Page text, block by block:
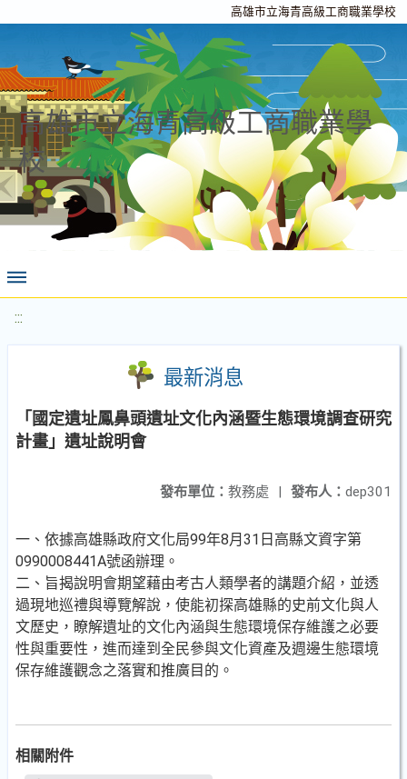
高雄市立海青高級工商職業學校
高雄市立海青高級工商職業學
校
:::
最新消息
「國定遺址鳳鼻頭遺址文化內涵暨生態環境調查研究
計畫」遺址說明會
發布人： dep301
發布單位： 教務處 |
一、依據高雄縣政府文化局99年8月31日高縣文資字第
0990008441A號函辦理。
二、旨揭說明會期望藉由考古人類學者的講題介紹，並透
過現地巡禮與導覽解說，使能初探高雄縣的史前文化與人
文歷史，瞭解遺址的文化內涵與生態環境保存維護之必要
性與重要性，進而達到全民參與文化資產及週邊生態環境
保存維護觀念之落實和推廣目的。
相關附件